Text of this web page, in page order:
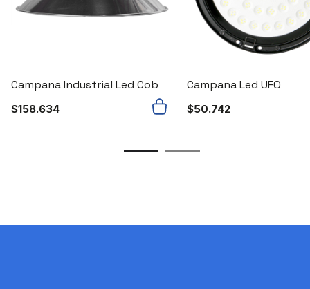
Campana Industrial Led Cob
$158.634
Campana Led UFO
$50.742